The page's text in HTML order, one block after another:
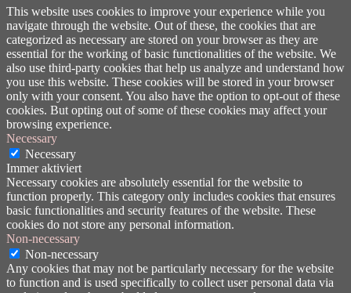
This website uses cookies to improve your experience while you
navigate through the website. Out of these, the cookies that are
categorized as necessary are stored on your browser as they are
essential for the working of basic functionalities of the website. We
also use third-party cookies that help us analyze and understand how
you use this website. These cookies will be stored in your browser
only with your consent. You also have the option to opt-out of these
cookies. But opting out of some of these cookies may affect your
browsing experience.
Necessary
Necessary
Immer aktiviert
Necessary cookies are absolutely essential for the website to
function properly. This category only includes cookies that ensures
basic functionalities and security features of the website. These
cookies do not store any personal information.
Non-necessary
Non-necessary
Any cookies that may not be particularly necessary for the website
to function and is used specifically to collect user personal data via